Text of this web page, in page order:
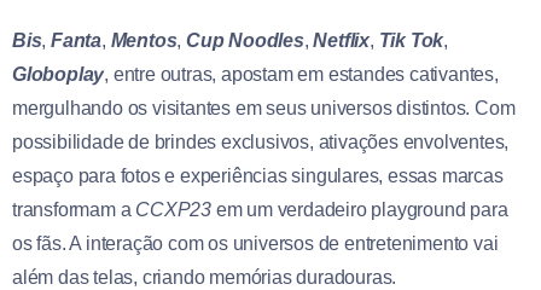
Bis,Fanta, Mentos,Cup Noodles,Netflix, Tik Tok,
Globoplay, entre outras, apostam em estandes cativantes,
mergulhando os visitantes em seus universos distintos. Com
possibilidade de brindes exclusivos, ativações envolventes,
espaço para fotos e experiências singulares, essas marcas
transformam a CCXP23 em um verdadeiro playground para
os fãs. A interação com os universos de entretenimento vai
além das telas, criando memórias duradouras.